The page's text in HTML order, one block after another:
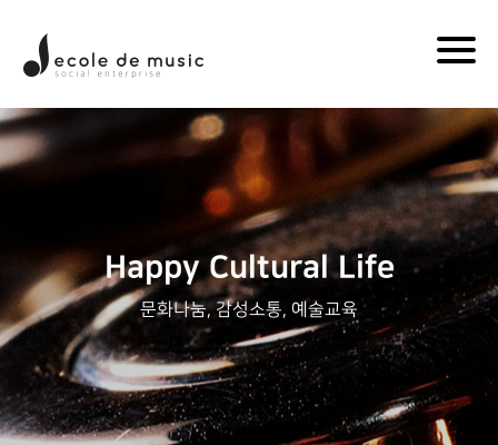
Happy Cultural Life
문화나눔, 감성소통, 예술교육